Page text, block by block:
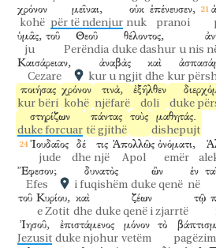
χρόνον
kohë
μεῖναι,
për të ndenjur
οὐκ
nuk
ἐπένευσεν,
pranoi
ὑμᾶς,
ju
τοῦ Θεοῦ
Perëndia
θέλοντος,
duke dashur u nis
Καισάρειαν,
Cezare
ἀναβὰς
kur u ngjit
καὶ
dhe kur
ποιήσας
kur bëri
χρόνον
kohë
τινὰ,
njëfarë
ἐξῆλθεν
doli duke
στηρίζων
duke forcuar
πάντας
të gjithë
τοὺς μαθητάς.
dishepujt
Ἰουδαῖος
jude
δέ
dhe
τις
një
Ἀπολλῶς
Apol
ὀνόματι,
emër
Ἔφεσον;
Efes
δυνατὸς
i fuqishëm
ὢν
duke qenë
ἐν
në
τοῦ Κυρίου,
e Zotit
καὶ
dhe
ζέων
duke qenë i zjarrtë
τῷ
Ἰησοῦ,
Jezusit
ἐπιστάμενος
duke njohur
μόνον
vetëm
τὸ